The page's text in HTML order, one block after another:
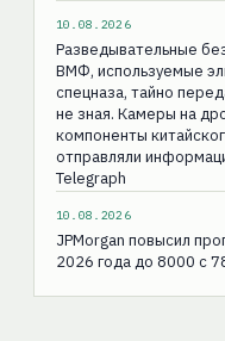
10.08.2026
Разведывательные
ВМФ, используемые
спецназа, тайно
не зная. Камеры на
компоненты
отправляли
Telegraph
10.08.2026
JPMorgan повысил
2026 года до 8000 с